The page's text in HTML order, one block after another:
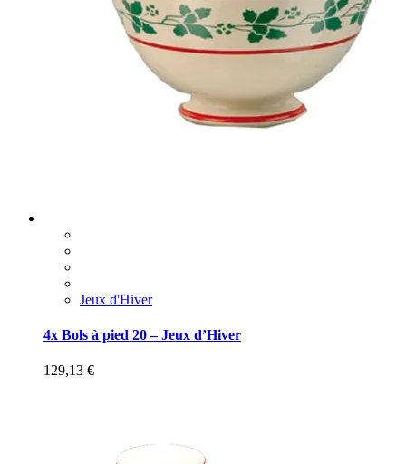
Jeux d'Hiver
4x Bols à pied 20 – Jeux d’Hiver
129,13 €